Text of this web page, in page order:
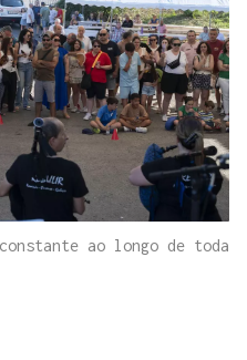
ao longo de toda